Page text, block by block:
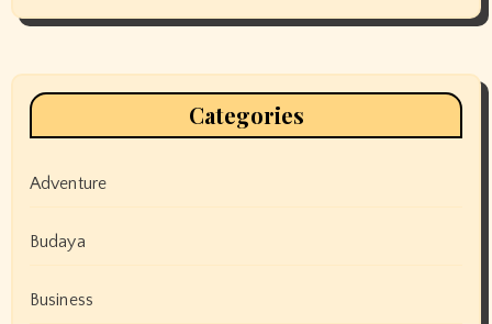
Categories
Adventure
Budaya
Business